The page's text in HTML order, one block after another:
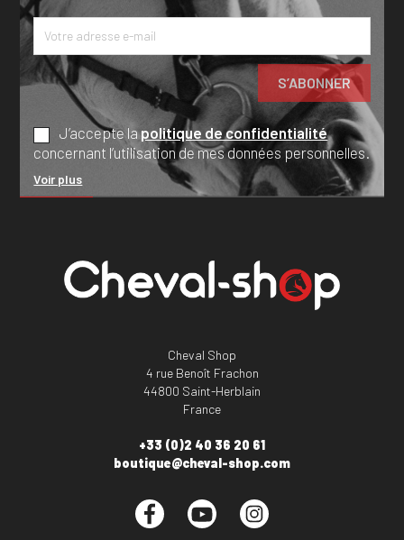
J’accepte lapolitique de confidentialité
concernant l’utilisation de mes données personnelles.
Voir plus
Cheval Shop
4 rue Benoît Frachon
44800 Saint-Herblain
France
+33 (0)2 40 36 20 61
boutique@cheval-shop.com
Facebook YouTube